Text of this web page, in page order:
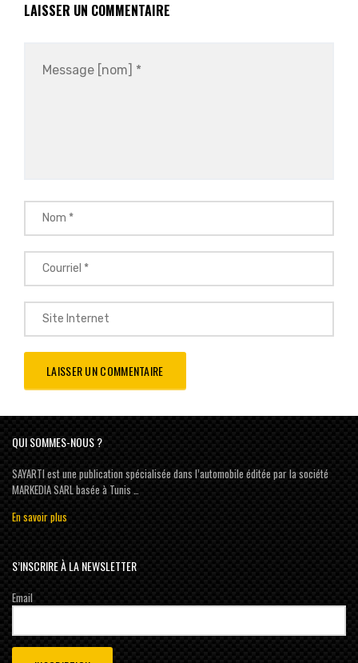
LAISSER UN COMMENTAIRE
QUI SOMMES-NOUS ?
SAYARTI est une publication spécialisée dans l’automobile éditée par la société
MARKEDIA SARL basée à Tunis …
En savoir plus
S’INSCRIRE À LA NEWSLETTER
Email